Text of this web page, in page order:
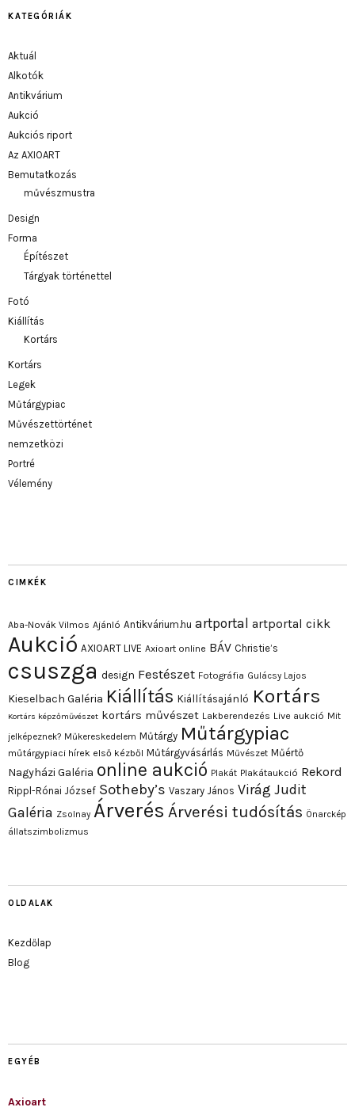
KATEGÓRIÁK
Aktuál
Alkotók
Antikvárium
Aukció
Aukciós riport
Az AXIOART
Bemutatkozás
művészmustra
Design
Forma
Építészet
Tárgyak történettel
Fotó
Kiállítás
Kortárs
Kortárs
Legek
Műtárgypiac
Művészettörténet
nemzetközi
Portré
Vélemény
CIMKÉK
Aba-Novák Vilmos Ajánló Antikvárium.hu artportal artportal cikk
Aukció AXIOART LIVE Axioart online BÁV Christie’s
csuszga design Festészet Fotográfia Gulácsy Lajos
Kieselbach Galéria Kiállítás Kiállításajánló Kortárs
Kortárs képzőművészet kortárs művészet Lakberendezés Live aukció Mit
jelképeznek? Műkereskedelem Műtárgy Műtárgypiac
műtárgypiaci hírek első kézből Műtárgyvásárlás Művészet Műértő
Nagyházi Galéria online aukció Plakát Plakátaukció Rekord
Rippl-Rónai József Sotheby’s Vaszary János Virág Judit
Galéria Zsolnay Árverés Árverési tudósítás Önarckép
állatszimbolizmus
OLDALAK
Kezdőlap
Blog
EGYÉB
Axioart